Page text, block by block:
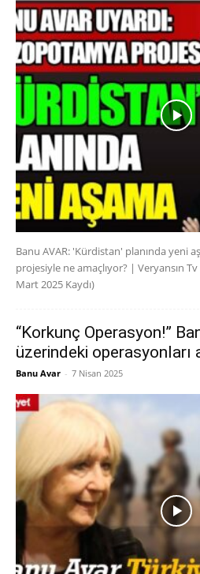
Banu AVAR: 'Kürdistan' planında yeni
projesiyle ne amaçlıyor? | Veryansın
Mart 2025 Kaydı)
“Korkunç Operasyon!”
üzerindeki operasyonları
Banu Avar - 7 Nisan 2025